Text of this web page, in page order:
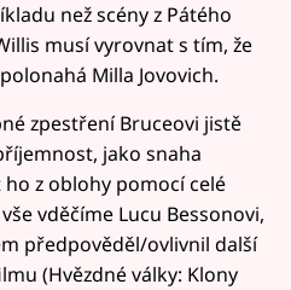
než scény z Pátého
musí vyrovnat s tím, že
Milla Jovovich.
zpestření Bruceovi jistě
jako snaha
z oblohy pomocí celé
vděčíme Lucu Bessonovi,
předpověděl/ovlivnil další
(Hvězdné války: Klony